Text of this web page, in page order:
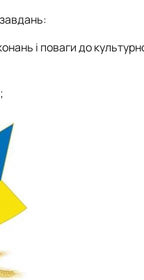
і поваги до